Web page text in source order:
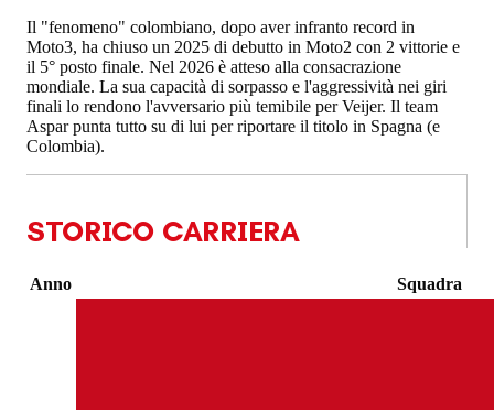
Il "fenomeno" colombiano, dopo aver infranto record in
Moto3, ha chiuso un 2025 di debutto in Moto2 con 2 vittorie e
il 5° posto finale. Nel 2026 è atteso alla consacrazione
mondiale. La sua capacità di sorpasso e l'aggressività nei giri
finali lo rendono l'avversario più temibile per Veijer. Il team
Aspar punta tutto su di lui per riportare il titolo in Spagna (e
Colombia).
STORICO CARRIERA
Anno Squadra